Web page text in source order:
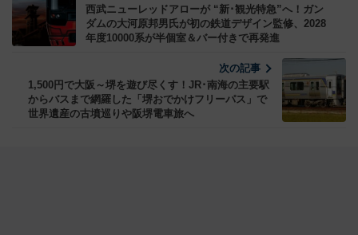
西武ニューレッドアローが “新･観光特急”へ！ガン
ダムの大河原邦男氏が初の鉄道デザイン監修、2028
年度10000系が半個室＆バー付きで再発進
次の記事
1,500円で大阪～堺を遊び尽くす！JR･南海の主要駅
からバスまで網羅した「堺おでかけフリーパス」で
世界遺産の古墳巡りや阪堺電車旅へ